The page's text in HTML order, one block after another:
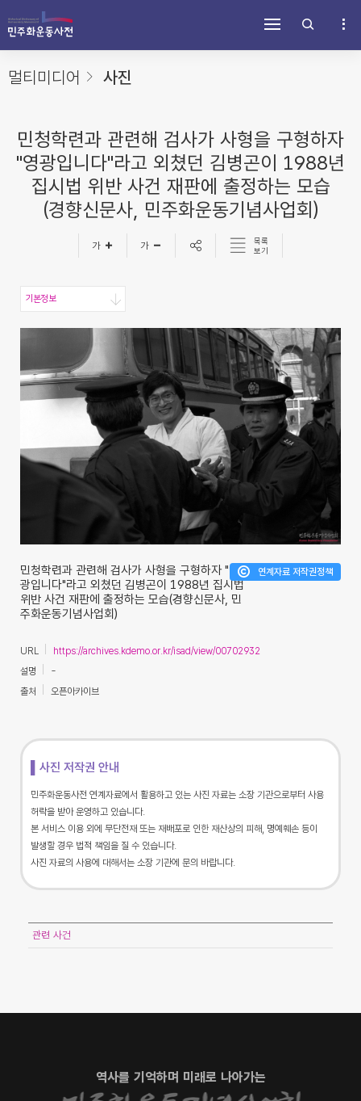
메
뉴
바
로
용
바
로
가
단
바
로
가멀티미디어 사진
민청학련과 관련해 검사가 사형을 구형하자
"영광입니다"라고 외쳤던 김병곤이 1988년
집시법 위반 사건 재판에 출정하는 모습
(경향신문사, 민주화운동기념사업회)
목록
보기
기본정보
민청학련과 관련해 검사가 사형을 구형하자 "영
광입니다"라고 외쳤던 김병곤이 1988년 집시법
위반 사건 재판에 출정하는 모습(경향신문사, 민
주화운동기념사업회)
연계자료 저작권정책
URL
https://archives.kdemo.or.kr/isad/view/00702932
설명
-
출처
오픈아카이브
▌사진 저작권 안내
민주화운동사전 연계자료에서 활용하고 있는 사진 자료는 소장 기관으로부터 사용
허락을 받아 운영하고 있습니다.
본 서비스 이용 외에 무단전재 또는 재배포로 인한 재산상의 피해, 명예훼손 등이
발생할 경우 법적 책임을 질 수 있습니다.
사진 자료의 사용에 대해서는 소장 기관에 문의 바랍니다.
관련 사건
역사를 기억하며 미래로 나아가는